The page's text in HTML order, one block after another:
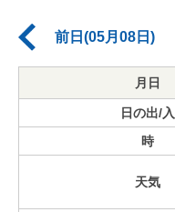
前日(05月08日)
月日
日の出/入
時
天気